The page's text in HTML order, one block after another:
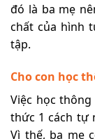
đó là ba mẹ
chất của hình
tập.
Cho con học
Việc học
thức 1 cách tự
Vì thế, ba mẹ